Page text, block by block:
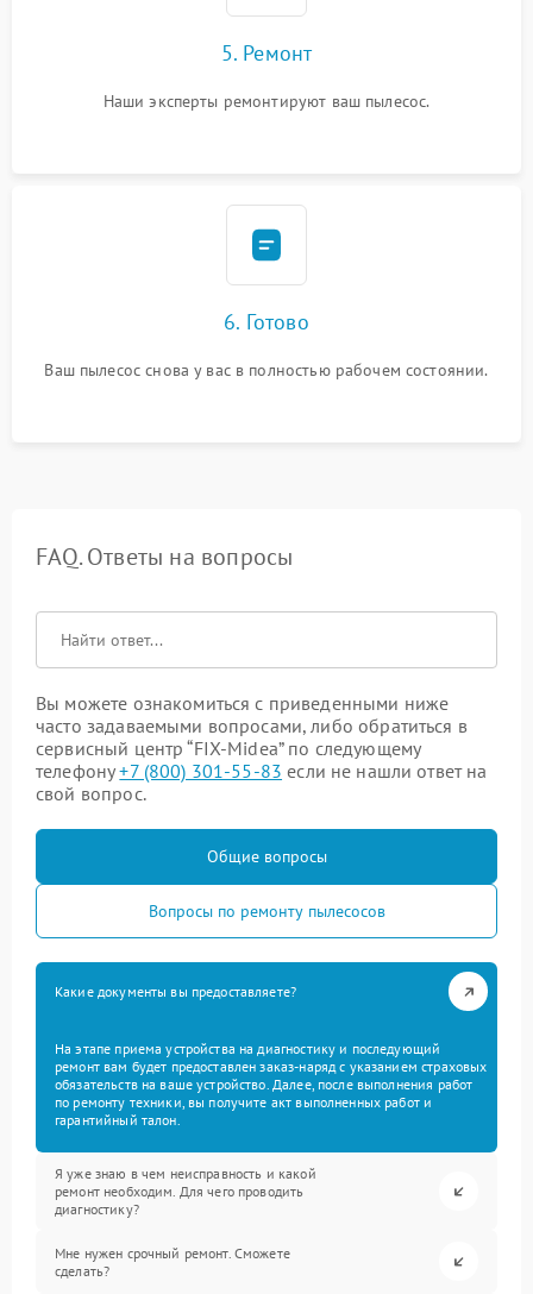
5. Ремонт
Наши эксперты ремонтируют ваш пылесос.
6. Готово
Ваш пылесос снова у вас в полностью рабочем состоянии.
FAQ. Ответы на вопросы
Вы можете ознакомиться с приведенными ниже
часто задаваемыми вопросами, либо обратиться в
сервисный центр “FIX-Midea” по следующему
телефону+7 (800) 301-55-83 если не нашли ответ на
свой вопрос.
Общие вопросы
Вопросы по ремонту пылесосов
Какие документы вы предоставляете?
На этапе приема устройства на диагностику и последующий
ремонт вам будет предоставлен заказ-наряд с указанием страховых
обязательств на ваше устройство. Далее, после выполнения работ
по ремонту техники, вы получите акт выполненных работ и
гарантийный талон.
Я уже знаю в чем неисправность и какой
ремонт необходим. Для чего проводить
диагностику?
Мне нужен срочный ремонт. Сможете
сделать?